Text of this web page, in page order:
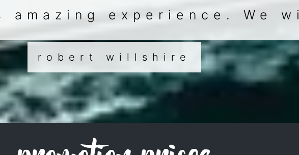
experience. We
robert willshire